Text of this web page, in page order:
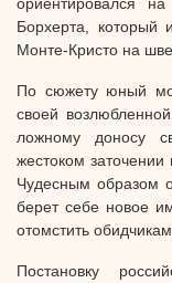
Борхерта, который
Монте-Кристо на
По сюжету юный
своей
ложному доносу
жестоком
Чудесным образом
берет себе новое
отомстить
Постановку